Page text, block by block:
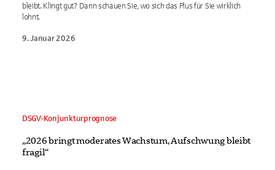
bleibt. Klingt gut? Dann schauen Sie, wo sich das Plus für Sie wirklich
lohnt.
9. Januar 2026
DSGV-Konjunkturprognose
„2026 bringt moderates Wachstum, Aufschwung bleibt
fragil“